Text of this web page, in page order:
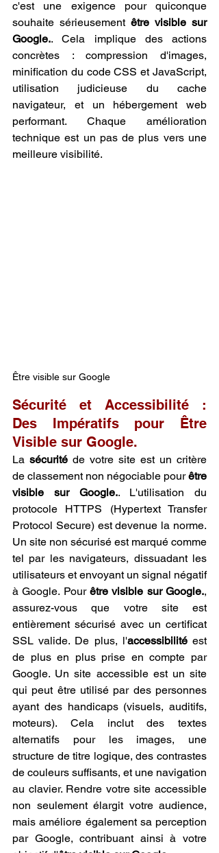
c'est une exigence pour quiconque
souhaite sérieusement être visible sur
Google.. Cela implique des actions
concrètes : compression d'images,
minification du code CSS et JavaScript,
utilisation judicieuse du cache
navigateur, et un hébergement web
performant. Chaque amélioration
technique est un pas de plus vers une
meilleure visibilité.
Être visible sur Google
Sécurité et Accessibilité :
Des Impératifs pour Être
Visible sur Google.
La sécurité de votre site est un critère
de classement non négociable pour être
visible sur Google.. L'utilisation du
protocole HTTPS (Hypertext Transfer
Protocol Secure) est devenue la norme.
Un site non sécurisé est marqué comme
tel par les navigateurs, dissuadant les
utilisateurs et envoyant un signal négatif
à Google. Pour être visible sur Google.,
assurez-vous que votre site est
entièrement sécurisé avec un certificat
SSL valide. De plus, l'accessibilité est
de plus en plus prise en compte par
Google. Un site accessible est un site
qui peut être utilisé par des personnes
ayant des handicaps (visuels, auditifs,
moteurs). Cela inclut des textes
alternatifs pour les images, une
structure de titre logique, des contrastes
de couleurs suffisants, et une navigation
au clavier. Rendre votre site accessible
non seulement élargit votre audience,
mais améliore également sa perception
par Google, contribuant ainsi à votre